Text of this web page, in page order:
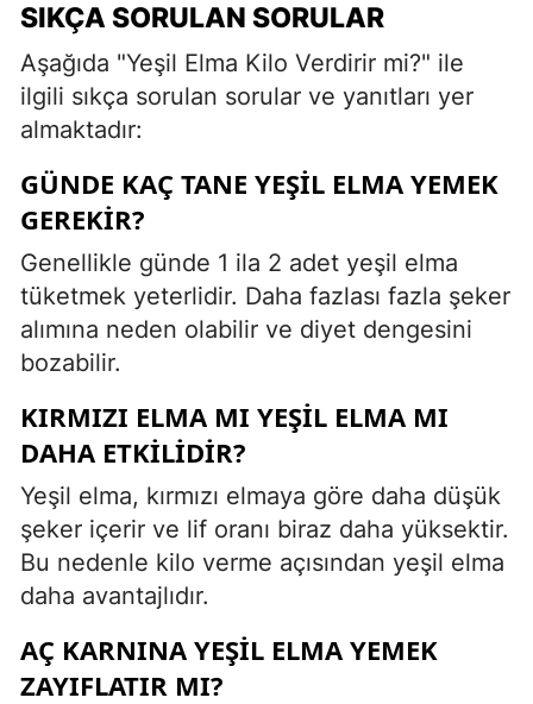
SIKÇA SORULAN SORULAR
Aşağıda "Yeşil Elma Kilo Verdirir mi?" ile
ilgili sıkça sorulan sorular ve yanıtları yer
almaktadır:
GÜNDE KAÇ TANE YEŞIL ELMA YEMEK
GEREKIR?
Genellikle günde 1 ila 2 adet yeşil elma
tüketmek yeterlidir. Daha fazlası fazla şeker
alımına neden olabilir ve diyet dengesini
bozabilir.
KIRMIZI ELMA MI YEŞIL ELMA MI
DAHA ETKILIDIR?
Yeşil elma, kırmızı elmaya göre daha düşük
şeker içerir ve lif oranı biraz daha yüksektir.
Bu nedenle kilo verme açısından yeşil elma
daha avantajlıdır.
AÇ KARNINA YEŞIL ELMA YEMEK
ZAYIFLATIR MI?